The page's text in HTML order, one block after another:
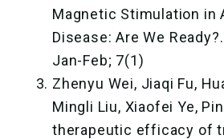
Magnetic Stimulation in
Disease: Are We
Jan-Feb; 7(1)
Zhenyu Wei, Jiaqi Fu,
Mingli Liu, Xiaofei Ye,
therapeutic efficacy of